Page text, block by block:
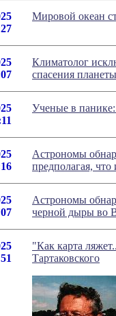
Мировой океан
Климатолог
спасения планеты
Ученые в
Астрономы
предполагая,
Астрономы
черной дыры во
"Как карта
Тартаковского